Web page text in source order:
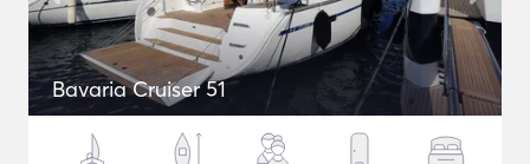
Bavaria Cruiser 51